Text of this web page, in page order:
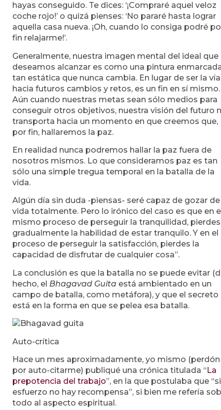
hayas conseguido. Te dices: ‘¡Compraré aquel veloz
coche rojo!’ o quizá pienses: ‘No pararé hasta lograr
aquella casa nueva. ¡Oh, cuando lo consiga podré
fin relajarme!’.
Generalmente, nuestra imagen mental del ideal que
deseamos alcanzar es como una pintura
tan estática que nunca cambia. En lugar de ser la vía
hacia futuros cambios y retos, es un fin en sí mismo.
Aún cuando nuestras metas sean sólo medios para
conseguir otros objetivos, nuestra visión del futuro
transporta hacia un momento en que creemos que,
por fin, hallaremos la paz.
En realidad nunca podremos hallar la paz fuera de
nosotros mismos. Lo que consideramos paz es tan
sólo una simple tregua temporal en la batalla de la
vida.
Algún día sin duda -piensas- seré capaz de gozar
vida totalmente. Pero lo irónico del caso es que en
mismo proceso de perseguir la tranquilidad, pierdes
gradualmente la habilidad de estar tranquilo. Y en el
proceso de perseguir la satisfacción, pierdes la
capacidad de disfrutar de cualquier cosa”.
La conclusión es que la batalla no se puede evitar
hecho, el Bhagavad Guita está ambientado en un
campo de batalla, como metáfora), y que el secreto
está en la forma en que se pelea esa batalla.
Auto-crítica
Hace un mes aproximadamente, yo mismo (perdón
por auto-citarme) publiqué una crónica titulada “La
prepotencia del trabajo”, en la que postulaba que
esfuerzo no hay recompensa”, si bien me refería
todo al aspecto espiritual.